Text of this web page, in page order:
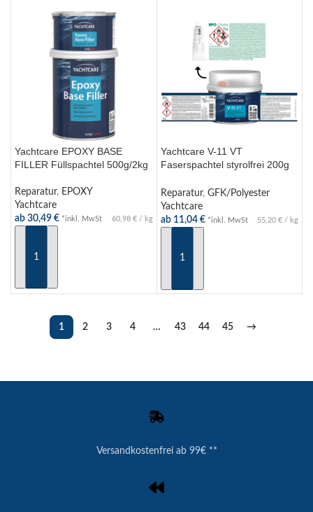
Yachtcare EPOXY BASE
FILLER Füllspachtel 500g/2kg
Reparatur, EPOXY
Yachtcare
ab 30,49 € *inkl. MwSt 60,98 €/ kg
Yachtcare V-11 VT
Faserspachtel styrolfrei 200g
Reparatur, GFK/Polyester
Yachtcare
ab 11,04 € *inkl. MwSt 55,20 € / kg
1 2 3 4 … 43 44 45 →
Versandkostenfrei ab 99€ **